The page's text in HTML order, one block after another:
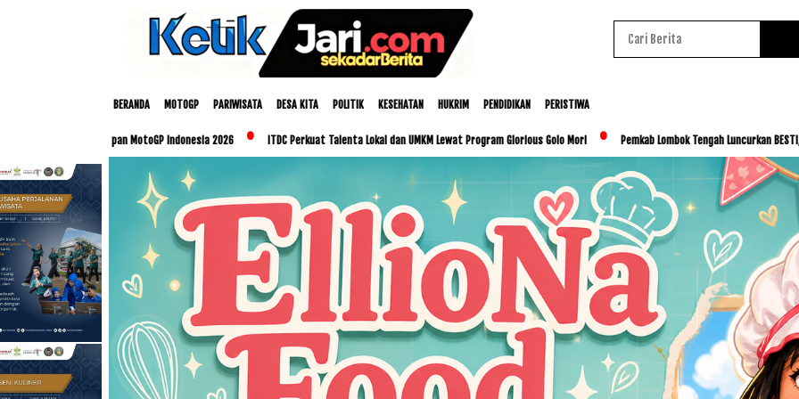
BERANDA MOTOGP PARIWISATA DESA KITA POLITIK KESEHATAN HUKRIM PENDIDIKAN PERISTIWA
MotoGP Indonesia 2026 ITDC Perkuat Talenta Lokal dan UMKM Lewat Program Glorious Golo Mori Pemkab Lombok Tengah Luncurkan BESTI, Libatkan Ribuan